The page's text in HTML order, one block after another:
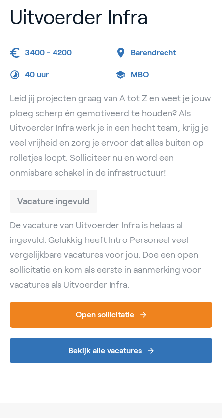
Uitvoerder Infra
3400 - 4200 Barendrecht
40 uur MBO
Leid jij projecten graag van A tot Z en weet je jouw
ploeg scherp én gemotiveerd te houden? Als
Uitvoerder Infra werk je in een hecht team, krijg je
veel vrijheid en zorg je ervoor dat alles buiten op
rolletjes loopt. Solliciteer nu en word een
onmisbare schakel in de infrastructuur!
Vacature ingevuld
De vacature van Uitvoerder Infra is helaas al
ingevuld. Gelukkig heeft Intro Personeel veel
vergelijkbare vacatures voor jou. Doe een open
sollicitatie en kom als eerste in aanmerking voor
vacatures als Uitvoerder Infra.
Open sollicitatie
Bekijk alle vacatures